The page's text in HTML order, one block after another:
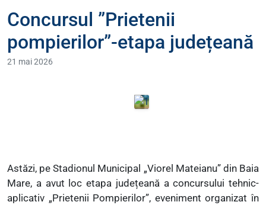
Concursul ”Prietenii
pompierilor”-etapa județeană
21 mai 2026
Astăzi, pe Stadionul Municipal „Viorel Mateianu” din Baia
Mare, a avut loc etapa județeană a concursului tehnic-
aplicativ „Prietenii Pompierilor”, eveniment organizat în